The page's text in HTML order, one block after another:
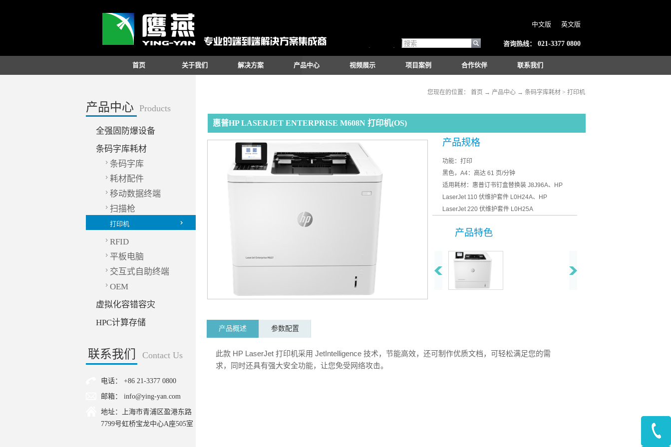
咨询热线： 021-3377 0800
中文版 英文版
首页 关于我们 解决方案 产品中心 视频展示 项目案例 合作伙伴 联系我们
您现在的位置： 首页 → 产品中心 → 条码字库耗材 > 打印机
产品中心 Products
全强固防爆设备
条码字库耗材
条码字库
耗材配件
移动数据终端
扫描枪
打印机
RFID
平板电脑
交互式自助终端
OEM
虚拟化容错容灾
HPC计算存储
联系我们 Contact Us
电话： +86 21-3377 0800
邮箱： info@ying-yan.com
地址：上海市青浦区盈港东路
7799号虹桥宝龙中心A座505室
惠普HP LASERJET ENTERPRISE M608N 打印机(OS)
产品规格
功能： 打印
黑色， A4：高达 61 页/分钟
适用耗材： 惠普订书钉盒替换装 J8J96A、HP
LaserJet 110 伏维护套件 L0H24A、HP
LaserJet 220 伏维护套件 L0H25A
产品特色
借助 HP Sure Start，每台打印机均可定期检查
其工作代码，并在黑客尝试攻击之后进行自我
精细的黑色硒鼓输出的文本清晰，黑色色泽浓
产品概述 参数配置
此款 HP LaserJet 打印机采用 JetIntelligence 技术，节能高效，还可制作优质文档，可轻松满足您的需
求，同时还具有强大安全功能，让您免受网络攻击。